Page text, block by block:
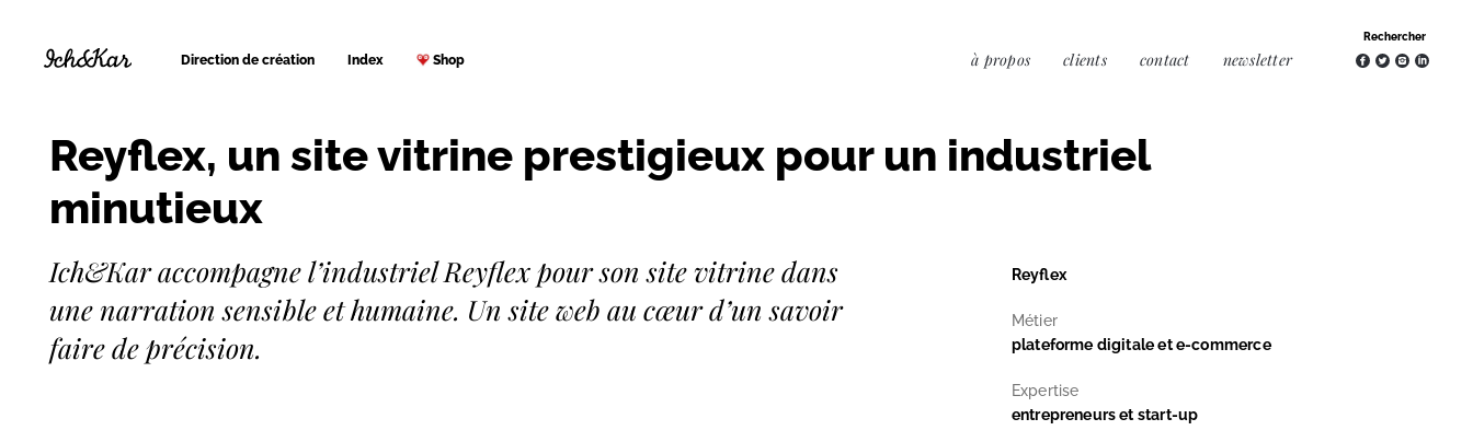
Direction de création Index Shop à propos clients contact newsletter
Reyflex, un site vitrine prestigieux pour un industriel
minutieux
Ich&Kar accompagne l’industriel Reyflex pour son site vitrine dans
une narration sensible et humaine. Un site web au cœur d’un savoir
faire de précision.
Reyflex
Métier
plateforme digitale et e-commerce
Expertise
entrepreneurs et start-up